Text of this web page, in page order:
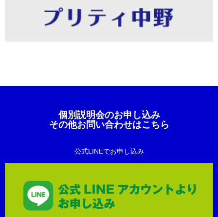
個別説明会のお申し込み
その他お問い合わせはこちら
公式LINEでお申し込み